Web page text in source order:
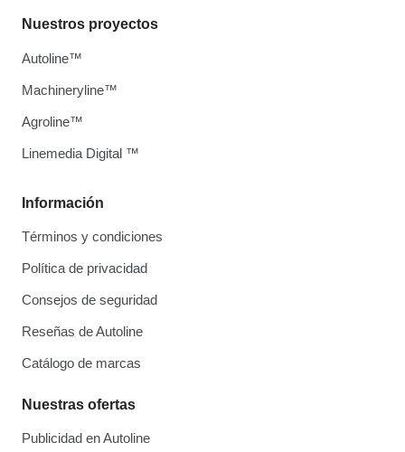
Información
Términos y condiciones
Política de privacidad
Consejos de seguridad
Reseñas de Autoline
Catálogo de marcas
Nuestras ofertas
Publicidad en Autoline
Nuestros proyectos
Autoline™
Machineryline™
Agroline™
Linemedia Digital ™